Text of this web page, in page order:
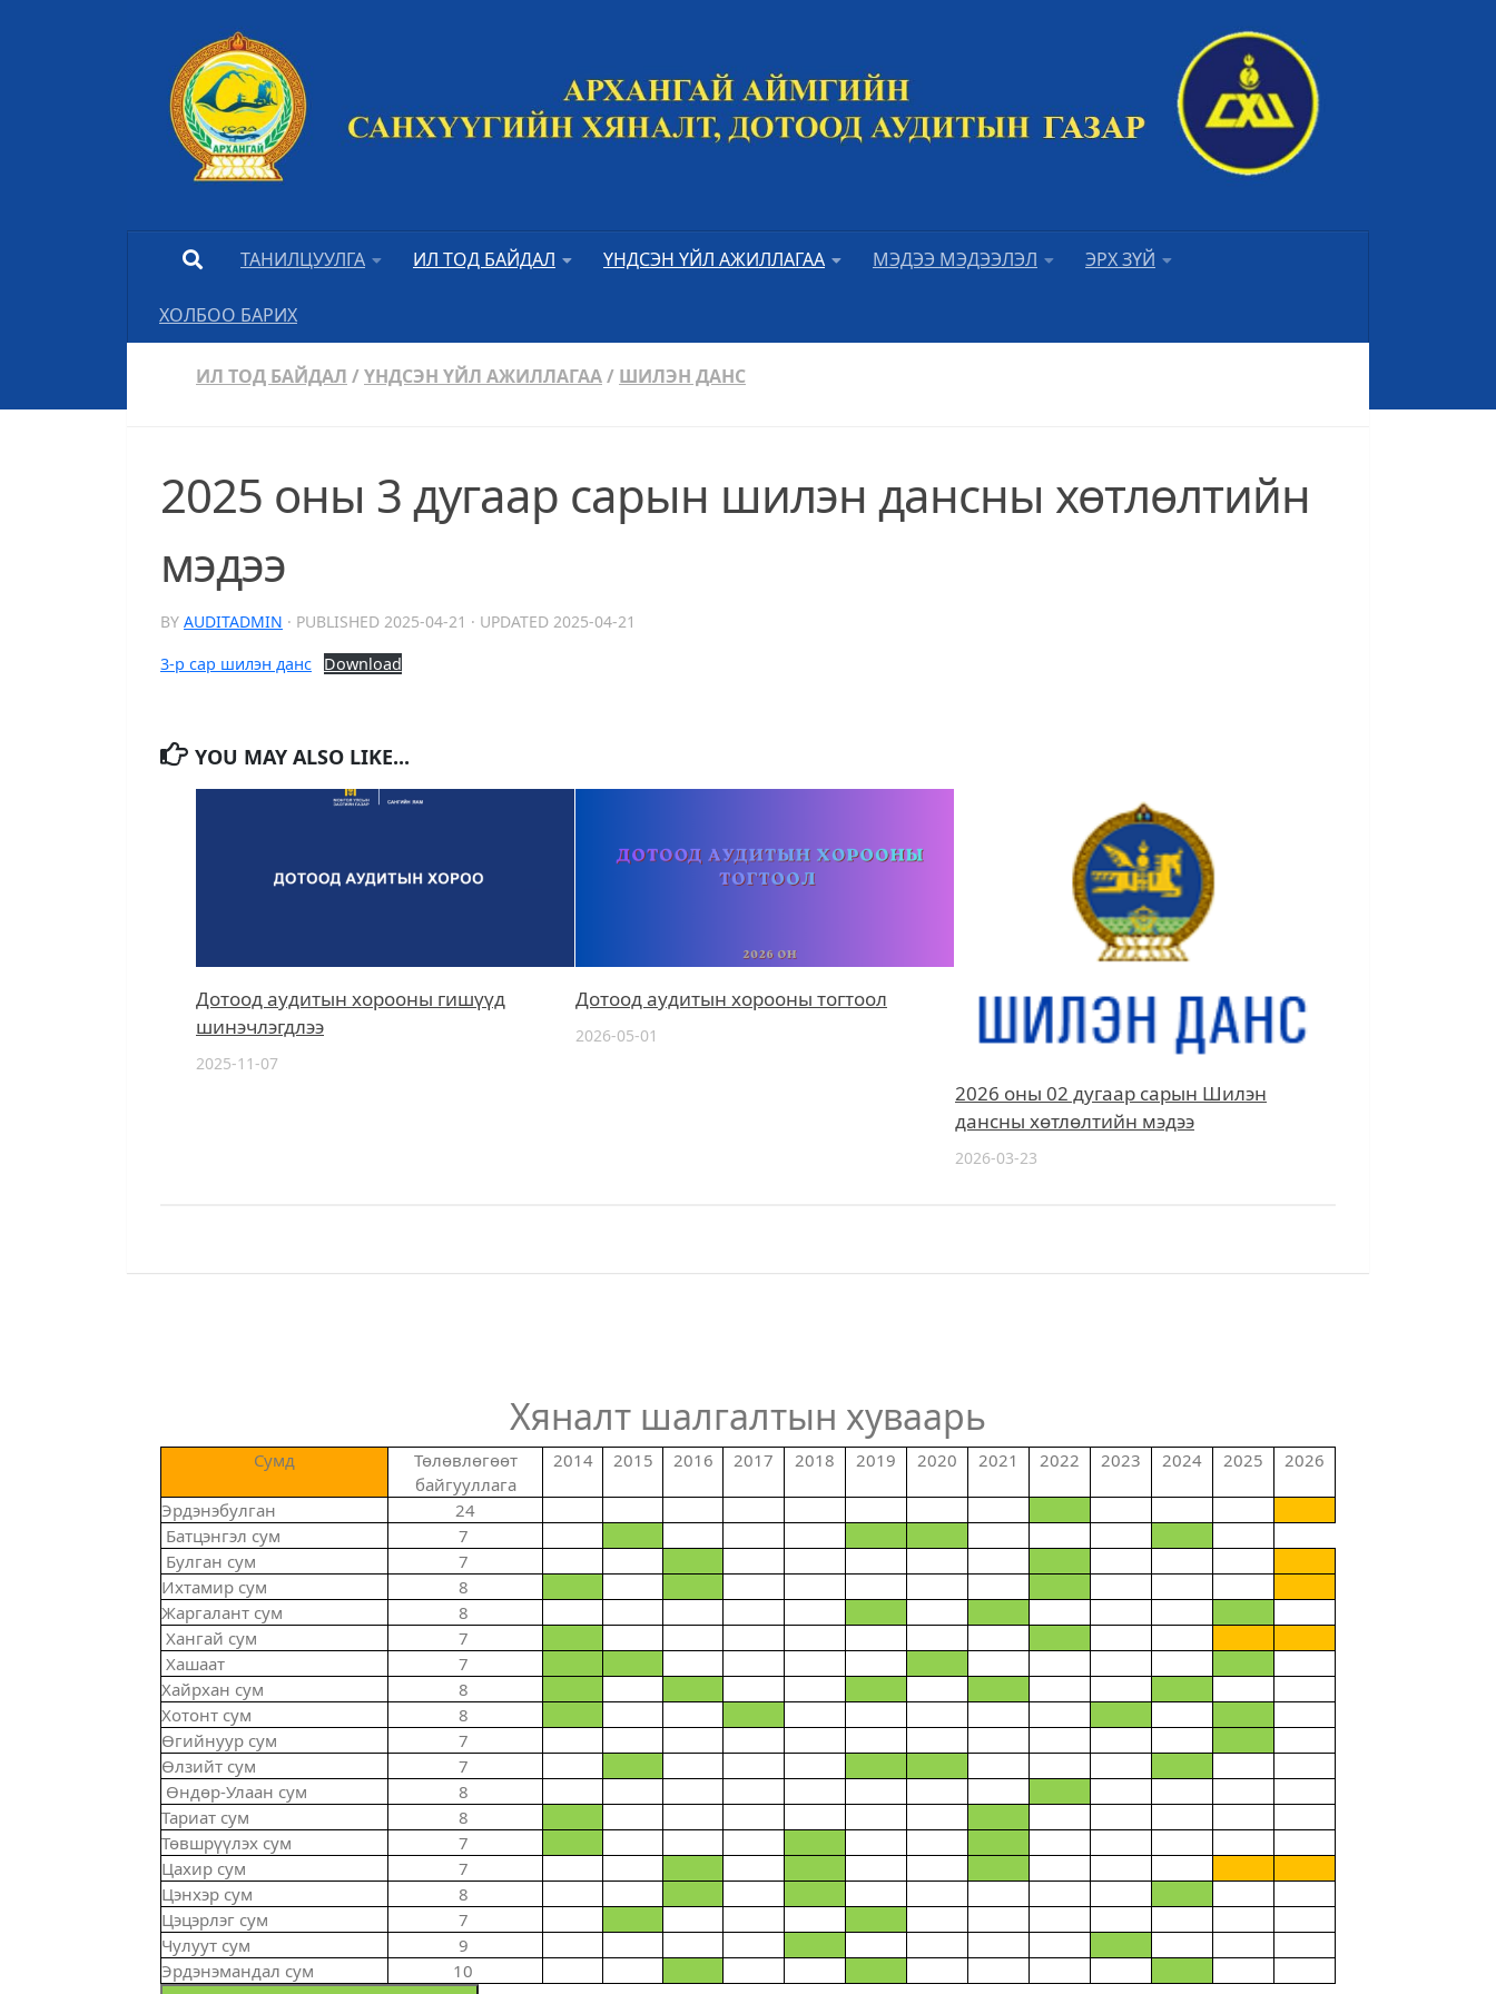
ТАНИЛЦУУЛГА ИЛ ТОД БАЙДАЛ ҮНДСЭН ҮЙЛ АЖИЛЛАГАА МЭДЭЭ МЭДЭЭЛЭЛ ЭРХ ЗҮЙ
ХОЛБОО БАРИХ
ИЛ ТОД БАЙДАЛ /ҮНДСЭН ҮЙЛ АЖИЛЛАГАА/ ШИЛЭН ДАНС
2025 оны 3 дугаар сарын шилэн дансны хөтлөлтийн
мэдээ
BY AUDITADMIN · PUBLISHED 2025-04-21 · UPDATED 2025-04-21
3-р сар шилэн данс
Download
YOU MAY ALSO LIKE...
Дотоод аудитын хорооны гишүүд
шинэчлэгдлээ
2025-11-07
Дотоод аудитын хорооны тогтоол
2026-05-01
2026 оны 02 дугаар сарын Шилэн
дансны хөтлөлтийн мэдээ
2026-03-23
Хяналт шалгалтын хуваарь
Сумд
Төлөвлөгөөт
байгууллага
2014 2015 2016 2017 2018 2019 2020 2021 2022 2023 2024 2025 2026
Эрдэнэбулган
24
Батцэнгэл сум
7
Булган сум
7
Ихтамир сум
8
Жаргалант сум
8
Хангай сум
7
Хашаат
7
Хайрхан сум
8
Хотонт сум
8
Өгийнуур сум
7
Өлзийт сум
7
Өндөр-Улаан сум
8
Тариат сум
8
Төвшрүүлэх сум
7
Цахир сум
7
Цэнхэр сум
8
Цэцэрлэг сум
7
Чулуут сум
9
Эрдэнэмандал сум
10